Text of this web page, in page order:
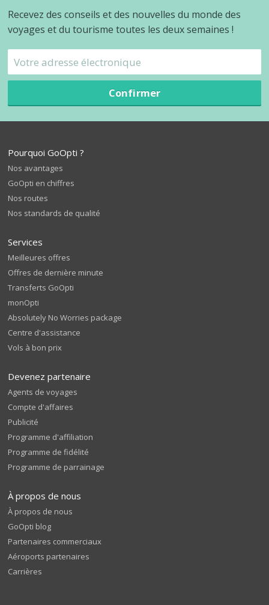
Recevez des conseils et des nouvelles du monde des
voyages et du tourisme toutes les deux semaines !
Confirmer
Pourquoi GoOpti ?
Nos avantages
GoOpti en chiffres
Nos routes
Nos standards de qualité
Services
Meilleures offres
Offres de dernière minute
Transferts GoOpti
monOpti
Absolutely No Worries package
Centre d'assistance
Vols à bon prix
Devenez partenaire
Agents de voyages
Compte d'affaires
Publicité
Programme d'affiliation
Programme de fidélité
Programme de parrainage
À propos de nous
À propos de nous
GoOpti blog
Partenaires commerciaux
Aéroports partenaires
Carrières